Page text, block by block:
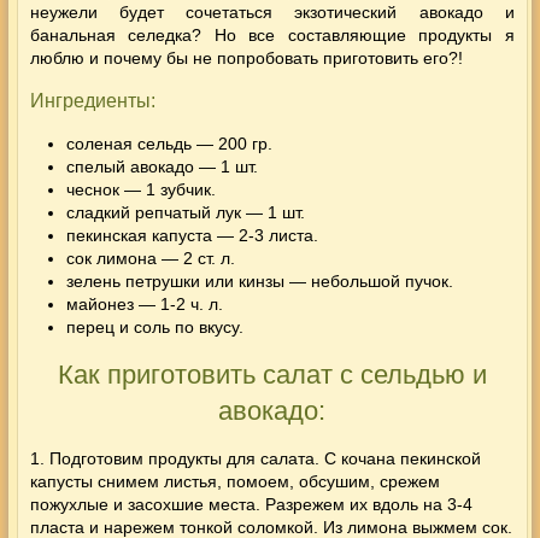
неужели будет сочетаться экзотический авокадо и
банальная селедка? Но все составляющие продукты я
люблю и почему бы не попробовать приготовить его?!
Ингредиенты:
соленая сельдь — 200 гр.
спелый авокадо — 1 шт.
чеснок — 1 зубчик.
сладкий репчатый лук — 1 шт.
пекинская капуста — 2-3 листа.
сок лимона — 2 ст. л.
зелень петрушки или кинзы — небольшой пучок.
майонез — 1-2 ч. л.
перец и соль по вкусу.
Как приготовить салат с сельдью и
авокадо:
1. Подготовим продукты для салата. С кочана пекинской
капусты снимем листья, помоем, обсушим, срежем
пожухлые и засохшие места. Разрежем их вдоль на 3-4
пласта и нарежем тонкой соломкой. Из лимона выжмем сок.